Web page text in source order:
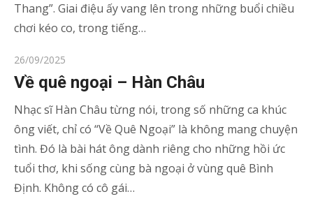
Thang”. Giai điệu ấy vang lên trong những buổi chiều
chơi kéo co, trong tiếng…
Posted
on
26/09/2025
Về quê ngoại – Hàn Châu
Nhạc sĩ Hàn Châu từng nói, trong số những ca khúc
ông viết, chỉ có “Về Quê Ngoại” là không mang chuyện
tình. Đó là bài hát ông dành riêng cho những hồi ức
tuổi thơ, khi sống cùng bà ngoại ở vùng quê Bình
Định. Không có cô gái…